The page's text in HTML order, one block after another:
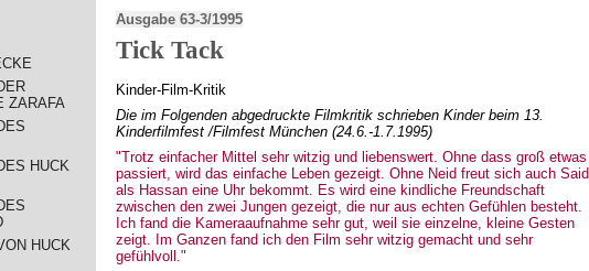
Ausgabe 63-3/1995
Tick Tack
Kinder-Film-Kritik
Die im Folgenden abgedruckte Filmkritik schrieben Kinder beim 13.
Kinderfilmfest /Filmfest München (24.6.-1.7.1995)
"Trotz einfacher Mittel sehr witzig und liebenswert. Ohne dass groß etwas
passiert, wird das einfache Leben gezeigt. Ohne Neid freut sich auch Said
als Hassan eine Uhr bekommt. Es wird eine kindliche Freundschaft
zwischen den zwei Jungen gezeigt, die nur aus echten Gefühlen besteht.
Ich fand die Kameraaufnahme sehr gut, weil sie einzelne, kleine Gesten
zeigt. Im Ganzen fand ich den Film sehr witzig gemacht und sehr
gefühlvoll."
ZARAFA
HUCK
HUCK